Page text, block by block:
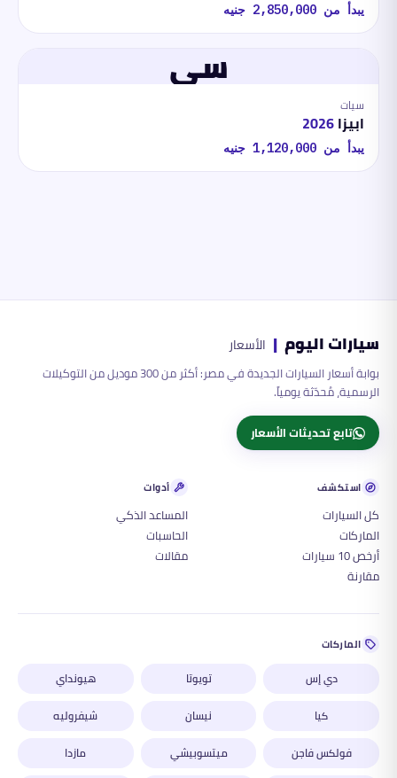
يبدأ من 2,850,000 جنيه
سي
سيات
ابيزا2026
يبدأ من 1,120,000 جنيه
سيارات اليوم | الأسعار
بوابة أسعار السيارات الجديدة في مصر: أكثر من 300 موديل من التوكيلات
الرسمية، مُحدّثة يومياً.
تابع تحديثات الأسعار
استكشف
كل السيارات
الماركات
أرخص 10 سيارات
مقارنة
أدوات
المساعد الذكي
الحاسبات
مقالات
الماركات
دي إس تويوتا
هيونداي
كيا
نيسان
شيفروليه
فولكس فاجن
ميتسوبيشي مازدا